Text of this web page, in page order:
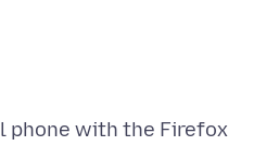
phone with the Firefox